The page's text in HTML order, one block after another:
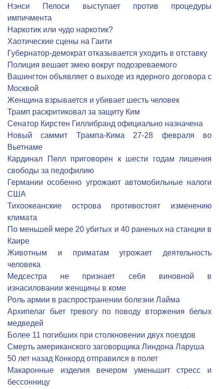
Нэнси Пелоси выступает против процедуры
импичмента
Наркотик или чудо наркотик?
Хаотические сцены на Гаити
Губернатор-демократ отказывается уходить в отставку
Полиция вешает змею вокруг подозреваемого
Вашингтон объявляет о выходе из ядерного договора с
Москвой
Женщина взрывается и убивает шесть человек
Трамп раскритиковал за защиту Ким
Сенатор Кирстен Гиллибранд официально назначена
Новый саммит Трампа-Кима 27-28 февраля во
Вьетнаме
Кардинал Пелл приговорен к шести годам лишения
свободы за педофилию
Германии особенно угрожают автомобильные налоги
США
Тихоокеанские острова противостоят изменению
климата
По меньшей мере 20 убитых и 40 раненых на станции в
Каире
Животным и приматам угрожает деятельность
человека
Медсестра не признает себя виновной в
изнасиловании женщины в коме
Роль армии в распространении болезни Лайма
Архипелаг бьет тревогу по поводу вторжения белых
медведей
Более 11 погибших при столкновении двух поездов
Смерть американского заговорщика Линдона Ларуша
50 лет назад Конкорд отправился в полет
Макаронные изделия вечером уменьшит стресс и
бессонницу